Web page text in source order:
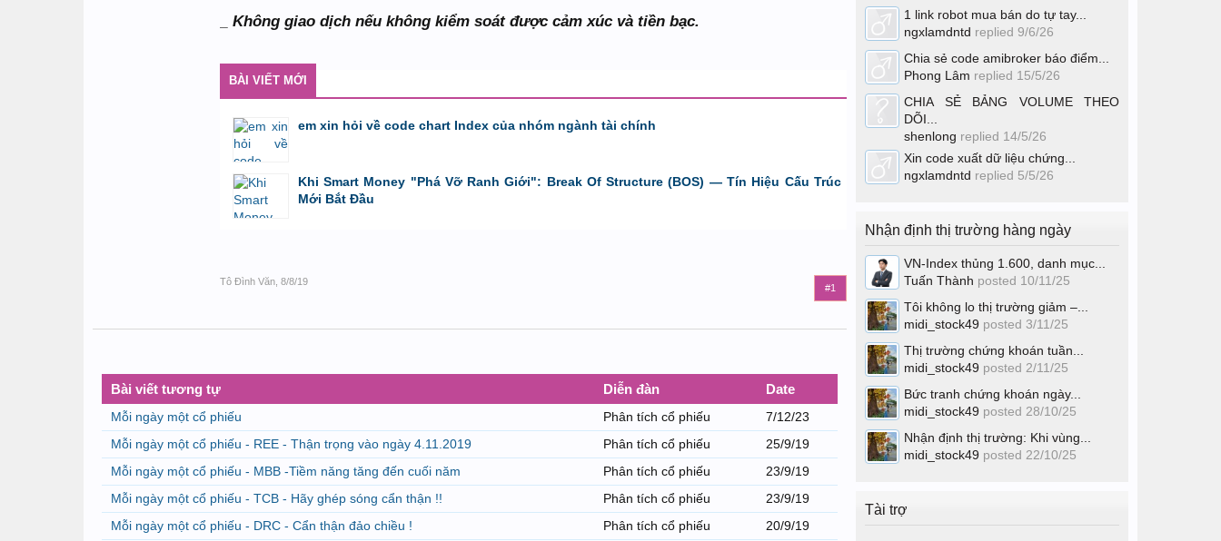
_ Không giao dịch nếu không kiểm soát được cảm xúc và tiền bạc.
BÀI VIẾT MỚI
em xin hỏi về code chart Index của nhóm ngành tài chính
bởi GiaBao09052000 ,8/7/26 lúc 10:21
Khi Smart Money "Phá Vỡ Ranh Giới": Break Of Structure (BOS) — Tín Hiệu Cấu Trúc
Mới Bắt Đầu
Tô Đình Văn 8/8/19
#1
Bài viết tương tự Diễn đàn Date
Mỗi ngày một cổ phiếu Phân tích cổ phiếu
7/12/23
Mỗi ngày một cổ phiếu - REE - Thận trọng vào ngày 4.11.2019
Phân tích cổ phiếu
25/9/19
Mỗi ngày một cổ phiếu - MBB -Tiềm năng tăng đến cuối năm
Phân tích cổ phiếu
23/9/19
Mỗi ngày một cổ phiếu - TCB - Hãy ghép sóng cẩn thận !!
Phân tích cổ phiếu
23/9/19
Mỗi ngày một cổ phiếu - DRC - Cẩn thận đảo chiều !
Phân tích cổ phiếu 20/9/19
1 link robot mua bán do tự tay...
ngxlamdntd replied 9/6/26
Chia sẻ code amibroker báo điểm...
Phong Lâm replied 15/5/26
CHIA SẺ BẢNG VOLUME THEO
DÕI...
shenlong replied 14/5/26
Xin code xuất dữ liệu chứng...
ngxlamdntd replied 5/5/26
Nhận định thị trường hàng ngày
VN-Index thủng 1.600, danh mục...
Tuấn Thành posted 10/11/25
Tôi không lo thị trường giảm –...
midi_stock49 posted 3/11/25
Thị trường chứng khoán tuần...
midi_stock49 posted 2/11/25
Bức tranh chứng khoán ngày...
midi_stock49 posted 28/10/25
Nhận định thị trường: Khi vùng...
midi_stock49 posted 22/10/25
Tài trợ